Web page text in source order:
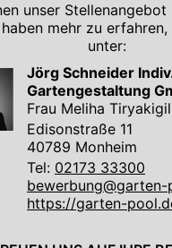
unser
mehr zu
unter:
Jörg Schneider
Gartengestaltung
Frau Meliha Tiryakigil
Edisonstraße 11
40789 Monheim
Tel: 02173 33300
https://garten-